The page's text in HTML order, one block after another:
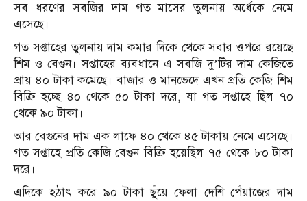
সব ধরণের সবজির দাম গত মাসের তুলনায় অর্ধেকে নেমে
এসেছে।
গত সপ্তাহের তুলনায় দাম কমার দিকে থেকে সবার ওপরে রয়েছে
শিম ও বেগুন। সপ্তাহের ব্যবধানে এ সবজি দু’টির দাম কেজিতে
প্রায় ৪০ টাকা কমেছে। বাজার ও মানভেদে এখন প্রতি কেজি শিম
বিক্রি হচ্ছে ৪০ থেকে ৫০ টাকা দরে, যা গত সপ্তাহে ছিল ৭০
থেকে ৯০ টাকা।
আর বেগুনের দাম এক লাফে ৪০ থেকে ৪৫ টাকায় নেমে এসেছে।
গত সপ্তাহে প্রতি কেজি বেগুন বিক্রি হয়েছিল ৭৫ থেকে ৮০ টাকা
দরে।
এদিকে হঠাৎ করে ৯০ টাকা ছুঁয়ে ফেলা দেশি পেঁয়াজের দাম